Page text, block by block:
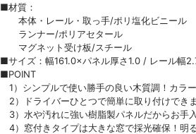
■材質：
本体・レール・取っ手/ポリ塩化ビニール
ランナー/ポリアセタール
マグネット受け板/スチール
■サイズ：幅161.0×パネル厚さ1.0 / レール幅
■POINT
1）シンプルで使い勝手の良い木質調！カラ
2）ドライバーひとつで簡単に取り付けでき
3）水や汚れに強い樹脂製パネルだからお手
4）窓付きタイプは大きな窓で採光確保！明